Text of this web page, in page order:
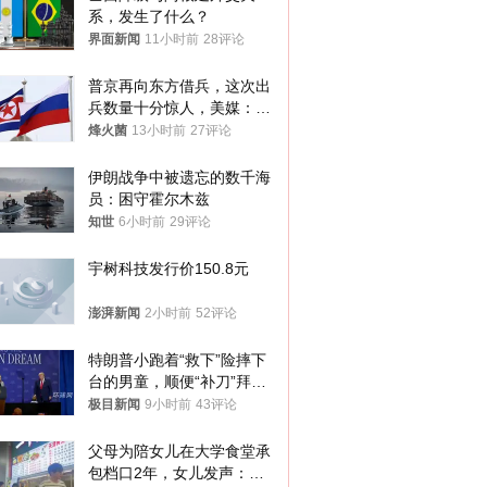
系，发生了什么？
界面新闻 11小时前 28评论
普京再向东方借兵，这次出
兵数量十分惊人，美媒：俄
朝要动真格？
烽火菌 13小时前 27评论
伊朗战争中被遗忘的数千海
员：困守霍尔木兹
知世 6小时前 29评论
宇树科技发行价150.8元
澎湃新闻 2小时前 52评论
特朗普小跑着“救下”险摔下
台的男童，顺便“补刀”拜
登：“我可不想他像拜登一
极目新闻 9小时前 43评论
父母为陪女儿在大学食堂承
包档口2年，女儿发声：初